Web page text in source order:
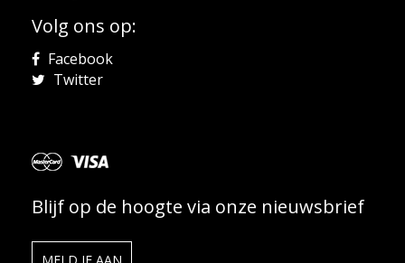
Volg ons op:
Facebook
Twitter
Blijf op de hoogte via onze nieuwsbrief